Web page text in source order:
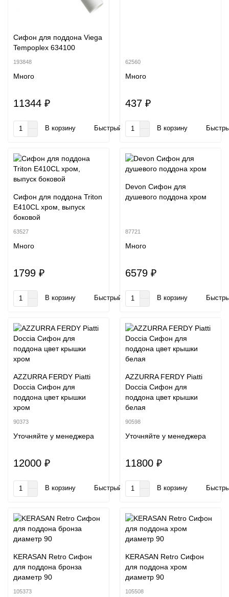
Сифон для поддона Viega
Tempoplex 634100
193848
Много
11344 ₽
В корзину Быстрый заказ
62560
Много
437 ₽
В корзину
Сифон для поддона Triton
Е410CL хром, выпуск
боковой
63527
Много
1799 ₽
В корзину Быстрый заказ
Devon Сифон для
душевого поддона хром
87721
Много
6579 ₽
В корзину
AZZURRA FERDY Piatti
Doccia Сифон для
поддона цвет крышки
хром
90373
Уточняйте у менеджера
12000 ₽
В корзину Быстрый заказ
AZZURRA FERDY Piatti
Doccia Сифон для
поддона цвет крышки
белая
90598
Уточняйте у менеджера
11800 ₽
В корзину
KERASAN Retro Сифон
для поддона бронза
диаметр 90
105373
KERASAN Retro Сифон
для поддона хром
диаметр 90
105508